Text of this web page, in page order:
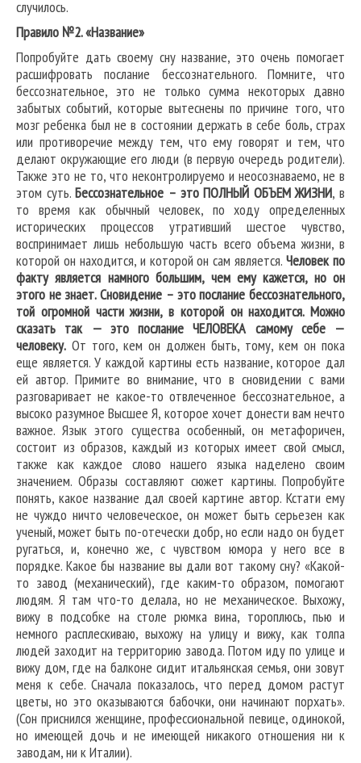
случилось.
Правило №2. «Название»
Попробуйте дать своему сну название, это очень помогает
расшифровать послание бессознательного. Помните, что
бессознательное, это не только сумма некоторых давно
забытых событий, которые вытеснены по причине того, что
мозг ребенка был не в состоянии держать в себе боль, страх
или противоречие между тем, что ему говорят и тем, что
делают окружающие его люди (в первую очередь родители).
Также это не то, что неконтролируемо и неосознаваемо, не в
этом суть.Бессознательное – это ПОЛНЫЙ ОБЪЕМ ЖИЗНИ, в
то время как обычный человек, по ходу определенных
исторических процессов утративший шестое чувство,
воспринимает лишь небольшую часть всего объема жизни, в
которой он находится, и которой он сам является.Человек по
факту является намного большим, чем ему кажется, но он
этого не знает. Сновидение – это послание бессознательного,
той огромной части жизни, в которой он находится. Можно
сказать так — это послание ЧЕЛОВЕКА самому себе —
человеку. От того, кем он должен быть, тому, кем он пока
еще является. У каждой картины есть название, которое дал
ей автор. Примите во внимание, что в сновидении с вами
разговаривает не какое-то отвлеченное бессознательное, а
высоко разумное Высшее Я, которое хочет донести вам нечто
важное. Язык этого существа особенный, он метафоричен,
состоит из образов, каждый из которых имеет свой смысл,
также как каждое слово нашего языка наделено своим
значением. Образы составляют сюжет картины. Попробуйте
понять, какое название дал своей картине автор. Кстати ему
не чуждо ничто человеческое, он может быть серьезен как
ученый, может быть по-отечески добр, но если надо он будет
ругаться, и, конечно же, с чувством юмора у него все в
порядке. Какое бы название вы дали вот такому сну? «Какой-
то завод (механический), где каким-то образом, помогают
людям. Я там что-то делала, но не механическое. Выхожу,
вижу в подсобке на столе рюмка вина, тороплюсь, пью и
немного расплескиваю, выхожу на улицу и вижу, как толпа
людей заходит на территорию завода. Потом иду по улице и
вижу дом, где на балконе сидит итальянская семья, они зовут
меня к себе. Сначала показалось, что перед домом растут
цветы, но это оказываются бабочки, они начинают порхать».
(Сон приснился женщине, профессиональной певице, одинокой,
но имеющей дочь и не имеющей никакого отношения ни к
заводам, ни к Италии).